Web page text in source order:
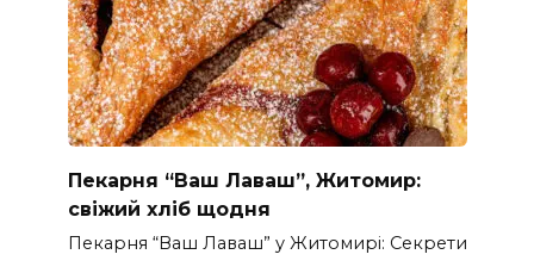
Пекарня “Ваш Лаваш”, Житомир:
свіжий хліб щодня
Пекарня “Ваш Лаваш” у Житомирі: Секрети